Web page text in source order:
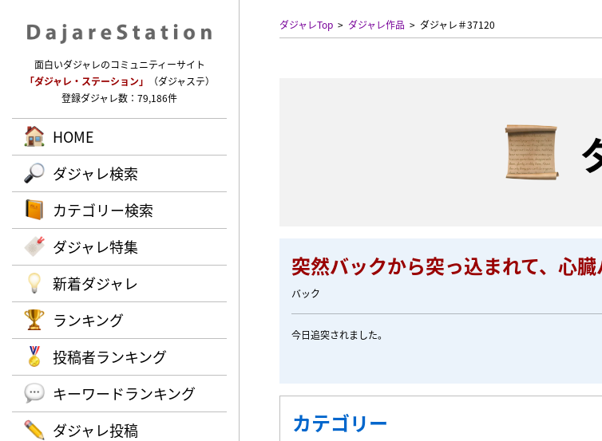
面白いダジャレのコミュニティーサイト
「ダジャレ・ステーション」
（ダジャステ）
登録ダジャレ数：79,186件
HOME
ダジャレ検索
カテゴリー検索
ダジャレ特集
新着ダジャレ
ランキング
投稿者ランキング
キーワードランキング
ダジャレ投稿
ダジャレTop ダジャレ作品 ダジャレ＃37120
突然バックから突っ込まれて、心
バック
今日追突されました。
カテゴリー